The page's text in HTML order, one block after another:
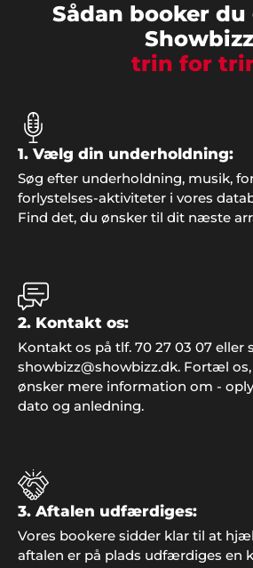
Danmark viste vejen med et stort
masser af ideer".
Peter, Åbenrå
"Hvis vi en anden gang får brug
super god service, så kontakter vi
Showbizz Danmark. Vores årlige
hit takket være god
satte stemningen fra starten.
Familien Nyberg
"En konfirmation er en stor
konfirmand, forældre og familie.
gøre lidt ekstra ud af det til festen
musik og underholdning gennem
Danmark. Det hele gik bare
Sådan booker
Showbizz
trin for
1. Vælg din underholdning:
Søg efter underholdning, musik,
forlystelses-aktiviteter i vores
Find det, du ønsker til dit næste
2. Kontakt os:
Kontakt os på tlf. 70 27 03 07 eller
showbizz@showbizz.dk. Fortæl
ønsker mere information om -
dato og anledning.
3. Aftalen udfærdiges:
Vores bookere sidder klar til at
aftalen er på plads udfærdiges en